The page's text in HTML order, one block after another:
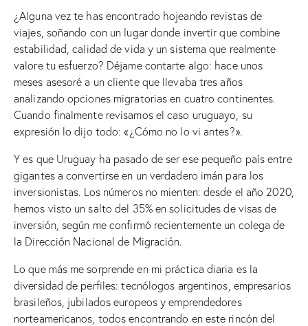
¿Alguna vez te has encontrado hojeando revistas de
viajes, soñando con un lugar donde invertir que combine
estabilidad, calidad de vida y un sistema que realmente
valore tu esfuerzo? Déjame contarte algo: hace unos
meses asesoré a un cliente que llevaba tres años
analizando opciones migratorias en cuatro continentes.
Cuando finalmente revisamos el caso uruguayo, su
expresión lo dijo todo: «¿Cómo no lo vi antes?».
Y es que Uruguay ha pasado de ser ese pequeño país entre
gigantes a convertirse en un verdadero imán para los
inversionistas. Los números no mienten: desde el año 2020,
hemos visto un salto del 35% en solicitudes de visas de
inversión, según me confirmó recientemente un colega de
la Dirección Nacional de Migración.
Lo que más me sorprende en mi práctica diaria es la
diversidad de perfiles: tecnólogos argentinos, empresarios
brasileños, jubilados europeos y emprendedores
norteamericanos, todos encontrando en este rincón del